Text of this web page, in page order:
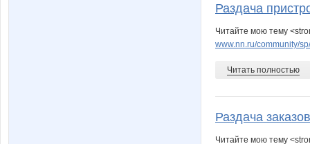
Раздача
Читайте мою тему
www.nn.ru/community/
Читать полностью
Раздача
Читайте мою тему